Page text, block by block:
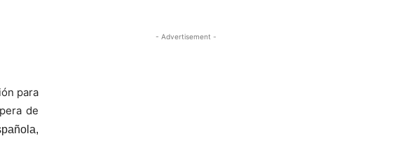
para
de
- Advertisement -